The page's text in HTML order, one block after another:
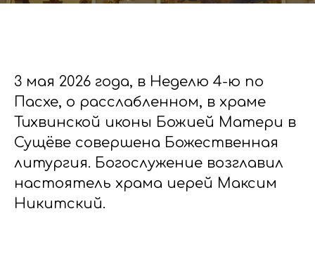
3 мая 2026 года, в Неделю 4-ю по
Пасхе, о расслабленном, в храме
Тихвинской иконы Божией Матери в
Сущёве совершена Божественная
литургия. Богослужение возглавил
настоятель храма иерей Максим
Никитский.